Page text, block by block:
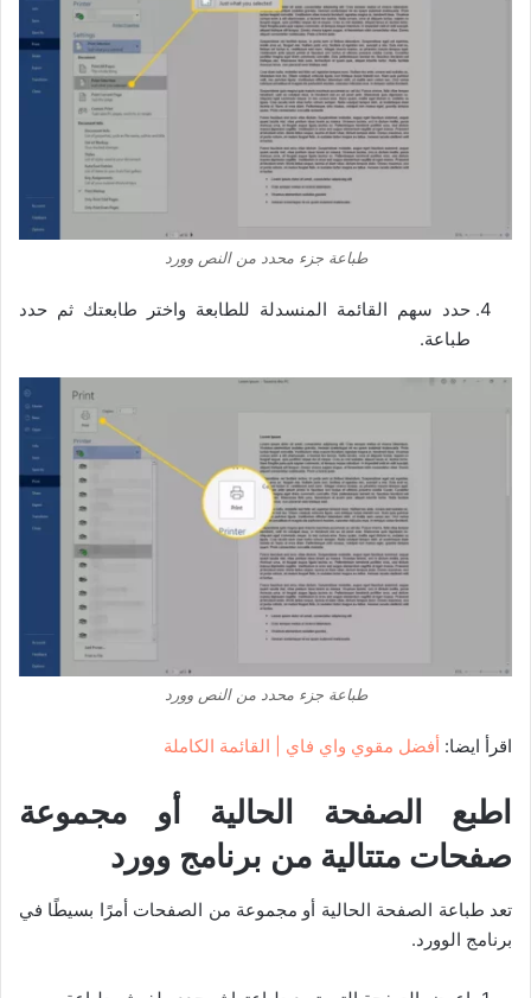
طباعة جزء محدد من النص وورد
حدد سهم القائمة المنسدلة للطابعة واختر طابعتك ثم حدد
طباعة.
طباعة جزء محدد من النص وورد
اقرأ ايضا: أفضل مقوي واي فاي | القائمة الكاملة
اطبع الصفحة الحالية أو مجموعة
صفحات متتالية من برنامج وورد
تعد طباعة الصفحة الحالية أو مجموعة من الصفحات أمرًا بسيطًا في
برنامج الوورد.